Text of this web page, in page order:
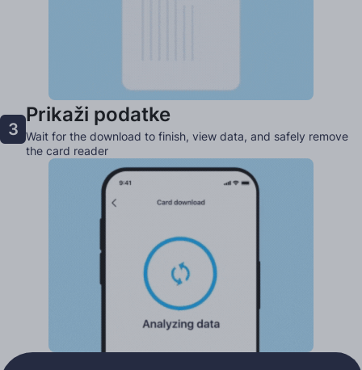
3
Prikaži podatke
Wait for the download to finish, view data, and safely remove
the card reader